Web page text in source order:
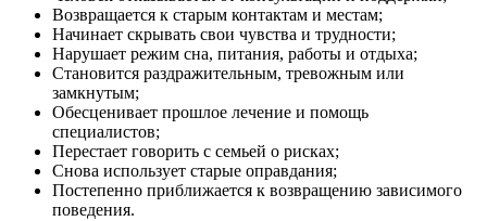
Возвращается к старым контактам и местам;
Начинает скрывать свои чувства и трудности;
Нарушает режим сна, питания, работы и отдыха;
Становится раздражительным, тревожным или
замкнутым;
Обесценивает прошлое лечение и помощь
специалистов;
Перестает говорить с семьей о рисках;
Снова использует старые оправдания;
Постепенно приближается к возвращению зависимого
поведения.